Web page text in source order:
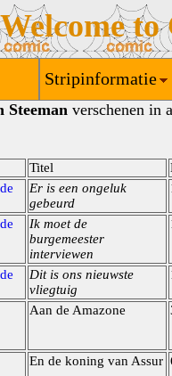
Welcome
Stripinformatie
Steeman verschenen in
Titel
Er is een ongeluk
gebeurd
Ik moet de
burgemeester
interviewen
Dit is ons nieuwste
vliegtuig
Aan de Amazone
En de koning van Assur